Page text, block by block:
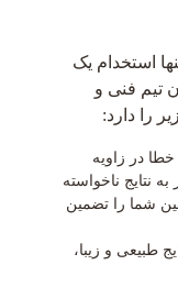
استخدام یک
تیم فنی و
را دارد:
در زاویه
نتایج ناخواسته
شما را تضمین
طبیعی و زیبا،